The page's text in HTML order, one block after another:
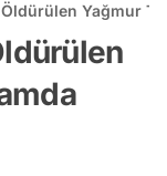
Öldürülen Yağmur